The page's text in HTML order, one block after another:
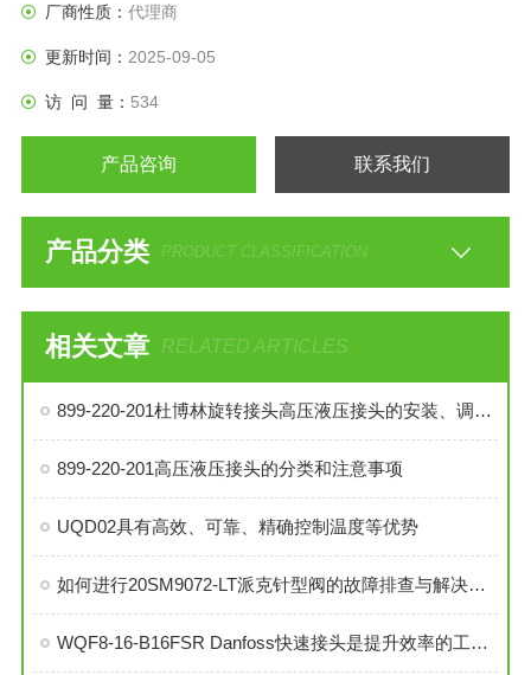
厂商性质： 代理商
更新时间： 2025-09-05
访 问 量： 534
产品咨询 联系我们
产品分类 PRODUCT CLASSIFICATION
相关文章 RELATED ARTICLES
899-220-201杜博林旋转接头高压液压接头的安装、调试与维护技巧
899-220-201高压液压接头的分类和注意事项
UQD02具有高效、可靠、精确控制温度等优势
如何进行20SM9072-LT派克针型阀的故障排查与解决措施？
WQF8-16-B16FSR Danfoss快速接头是提升效率的工业连接解决方案